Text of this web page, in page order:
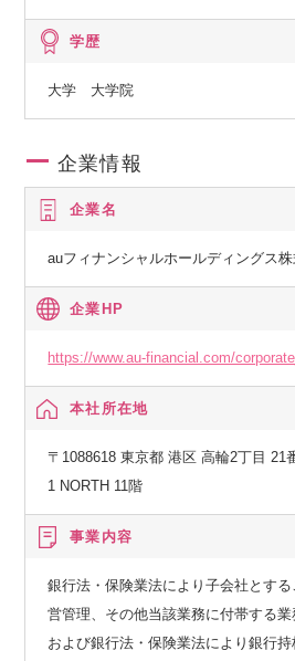
学歴
大学 大学院
企業情報
企業名
auフィナンシャルホールディングス
企業HP
https://www.au-financial.com/
本社所在地
〒1088618 東京都 港区 高輪2丁目 21
1 NORTH 11階
事業内容
銀行法・保険業法により子会社とす
営管理、その他当該業務に付帯する業
および銀行法・保険業法により銀行